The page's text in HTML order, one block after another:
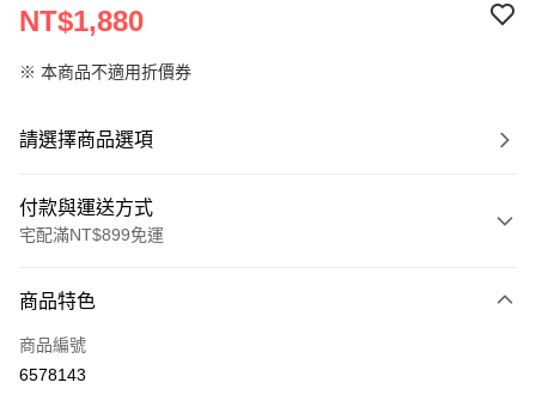
NT$1,880
※ 本商品不適用折價券
請選擇商品選項
付款與運送方式
宅配滿NT$899免運
信用卡一次付款
LINE Pay
商品特色
商品編號
6578143